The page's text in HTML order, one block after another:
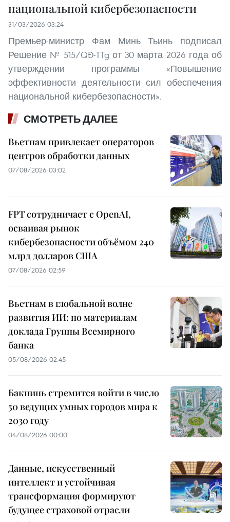
национальной кибербезопасности
31/03/2026 03:24
Премьер-министр Фам Минь Тьинь подписал
Решение № 515/QĐ-TTg от 30 марта 2026 года об
утверждении программы «Повышение
эффективности деятельности сил обеспечения
национальной кибербезопасности».
СМОТРЕТЬ ДАЛЕЕ
Вьетнам привлекает операторов
центров обработки данных
07/08/2026 03:02
FPT сотрудничает с OpenAI,
осваивая рынок
кибербезопасности объёмом 240
млрд долларов США
07/08/2026 02:59
Вьетнам в глобальной волне
развития ИИ: по материалам
доклада Группы Всемирного
банка
05/08/2026 02:45
Бакнинь стремится войти в число
50 ведущих умных городов мира к
2030 году
04/08/2026 00:00
Данные, искусственный
интеллект и устойчивая
трансформация формируют
будущее страховой отрасли